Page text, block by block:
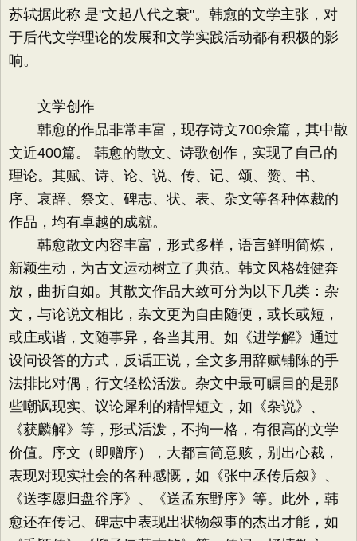
苏轼据此称 是"文起八代之衰"。韩愈的文学主张，对
于后代文学理论的发展和文学实践活动都有积极的影
响。
文学创作
韩愈的作品非常丰富，现存诗文700余篇，其中散
文近400篇。 韩愈的散文、诗歌创作，实现了自己的
理论。其赋、诗、论、说、传、记、颂、赞、书、
序、哀辞、祭文、碑志、状、表、杂文等各种体裁的
作品，均有卓越的成就。
韩愈散文内容丰富，形式多样，语言鲜明简炼，
新颖生动，为古文运动树立了典范。韩文风格雄健奔
放，曲折自如。其散文作品大致可分为以下几类：杂
文，与论说文相比，杂文更为自由随便，或长或短，
或庄或谐，文随事异，各当其用。如《进学解》通过
设问设答的方式，反话正说，全文多用辞赋铺陈的手
法排比对偶，行文轻松活泼。杂文中最可瞩目的是那
些嘲讽现实、议论犀利的精悍短文，如《杂说》、
《获麟解》等，形式活泼，不拘一格，有很高的文学
价值。序文（即赠序），大都言简意赅，别出心裁，
表现对现实社会的各种感慨，如《张中丞传后叙》、
《送李愿归盘谷序》、《送孟东野序》等。此外，韩
愈还在传记、碑志中表现出状物叙事的杰出才能，如